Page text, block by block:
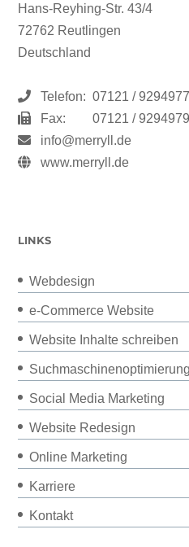
Hans-Reyhing-Str. 43/4
72762 Reutlingen
Deutschland
Telefon: 07121 / 9294977
Fax:
07121 / 9294979
info@merryll.de
www.merryll.de
LINKS
Webdesign
e-Commerce Website
Website Inhalte schreiben
Suchmaschinenoptimierung
Social Media Marketing
Website Redesign
Online Marketing
Karriere
Kontakt